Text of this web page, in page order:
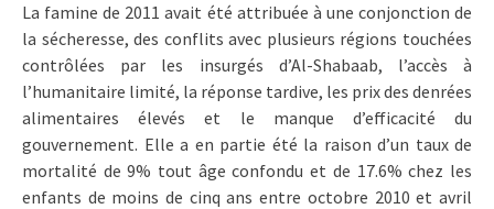
La famine de 2011 avait été attribuée à une conjonction de
la sécheresse, des conflits avec plusieurs régions touchées
contrôlées par les insurgés d’Al-Shabaab, l’accès à
l’humanitaire limité, la réponse tardive, les prix des denrées
alimentaires élevés et le manque d’efficacité du
gouvernement. Elle a en partie été la raison d’un taux de
mortalité de 9% tout âge confondu et de 17.6% chez les
enfants de moins de cinq ans entre octobre 2010 et avril